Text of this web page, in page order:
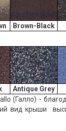
Brown-Black
Antique Grey
(Галло) -
вид крыши